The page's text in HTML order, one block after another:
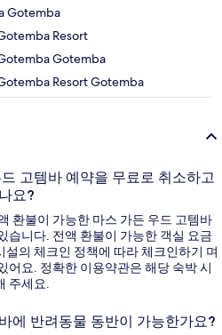
Gotemba
Resort
Gotemba
Resort Gotemba
고템바 예약을 무료로 취소하고
요?
환불이 가능한 마스 가든 우드 고템바
습니다. 전액 환불이 가능한 객실 요금
설의 체크인 정책에 따라 체크인하기 며
어요. 정확한 이용약관은 해당 숙박 시
주세요.
에 반려동물 동반이 가능한가요?